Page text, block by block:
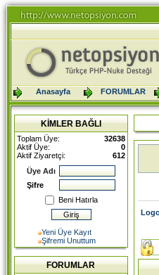
Anasayfa FORUMLAR
KİMLER BAĞLI
Toplam Üye:
32638
Aktif Üye:
0
Aktif Ziyaretçi:
612
Üye Adı
Şifre
Beni Hatırla
Yeni Üye Kayıt
Şifremi Unuttum
FORUMLAR